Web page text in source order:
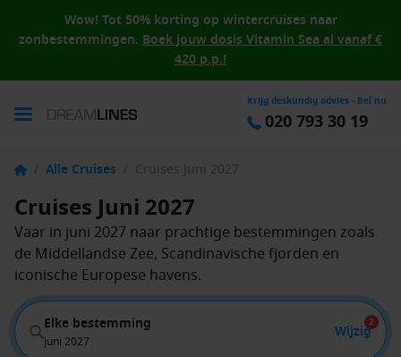
Wow! Tot 50% korting op wintercruises naar
zonbestemmingen. Boek jouw dosis Vitamin Sea al vanaf €
420 p.p.!
Krijg deskundig advies - Bel nu
020 793 30 19
/ Alle Cruises / Cruises Juni 2027
Cruises Juni 2027
Vaar in juni 2027 naar prachtige bestemmingen zoals
de Middellandse Zee, Scandinavische fjorden en
iconische Europese havens.
Elke bestemming
juni 2027
Wijzig
2